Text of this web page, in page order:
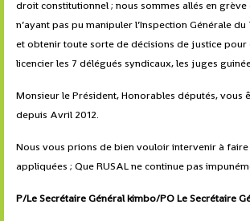
droit constitutionnel ; nous sommes allés en
n’ayant pas pu manipuler l’Inspection Générale
et obtenir toute sorte de décisions de justice
licencier les 7 délégués syndicaux, les juges
Monsieur le Président, Honorables députés, vous
depuis Avril 2012.
Nous vous prions de bien vouloir intervenir à
appliquées ; Que RUSAL ne continue pas
P/Le Secrétaire Général kimbo/PO Le Secrétaire